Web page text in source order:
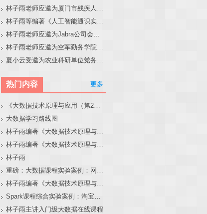
林子雨老师应邀为厦门市残疾人联合会做大模型和智能体讲座
林子雨等编著《人工智能通识实践教程》教材官网
林子雨老师应邀为Jabra公司会议做大模型和智能体报告
林子雨老师应邀为空军勤务学院做大模型和智能体讲座
夏小云受邀为农业科研单位党务工作者作专题报告
热门内容 更多
《大数据技术原理与应用（第2版）》教材官网
大数据学习路线图
林子雨编著《大数据技术原理与应用（第3版）》教材官网
林子雨编著《大数据技术原理与应用》教材配套大数据软件安装和编程实践指南
林子雨
重磅：大数据课程实验案例：网站用户行为分析（免费共享）
林子雨编著《大数据技术原理与应用（第3版）》教材配套大数据软件安装和编程实践指南
Spark课程综合实验案例：淘宝双11数据分析与预测
林子雨主讲入门级大数据在线课程